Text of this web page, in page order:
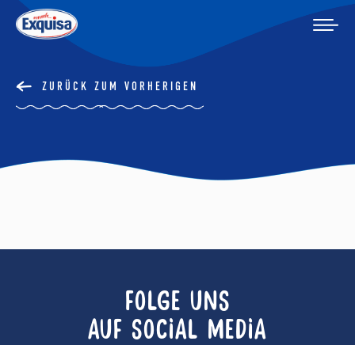
ZURÜCK ZUM VORHERIGEN
FOLGE UNS
AUF SOCIAL MEDIA